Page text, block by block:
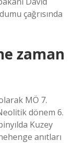
çağrısında
zaman
MÖ 7.
dönem 6.
Kuzey
anıtları